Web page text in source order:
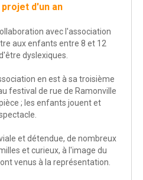
d'un an
avec l'association
aux enfants entre 8 et 12
dyslexiques.
en est à sa troisième
festival de rue de Ramonville
; les enfants jouent et
et détendue, de nombreux
et curieux, à l'image du
venus à la représentation.